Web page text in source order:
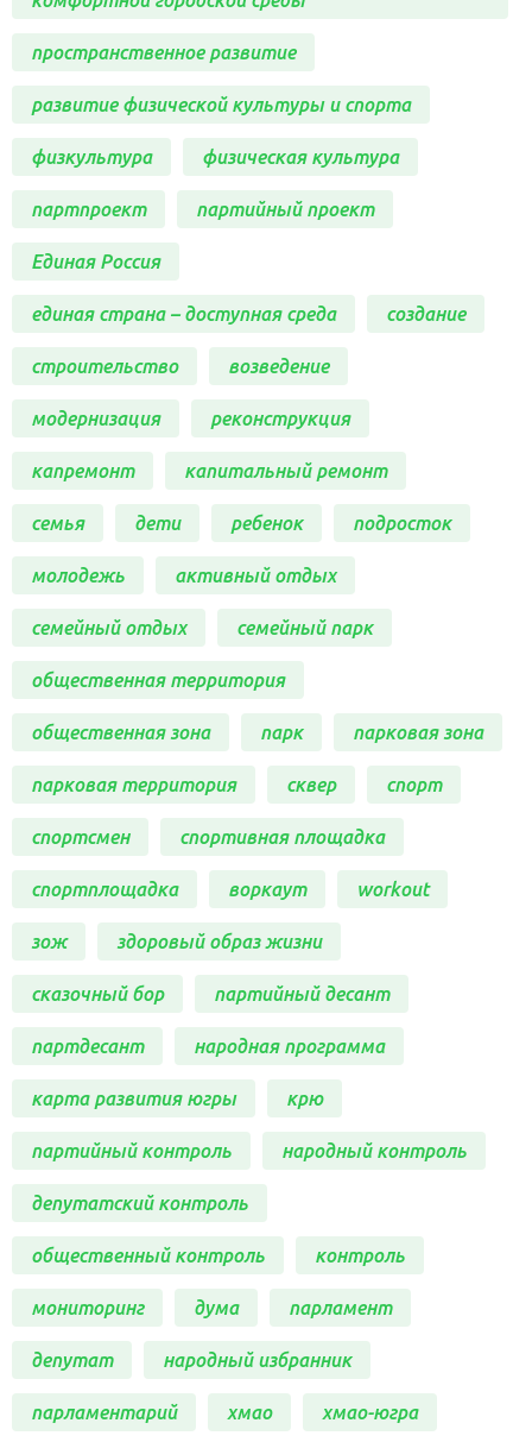
пространственное развитие
развитие физической культуры и спорта
физкультура физическая культура
партпроект партийный проект
Единая Россия
единая страна – доступная среда создание
строительство возведение
модернизация реконструкция
капремонт капитальный ремонт
семья дети ребенок подросток
молодежь активный отдых
семейный отдых семейный парк
общественная территория
общественная зона парк парковая зона
парковая территория сквер спорт
спортсмен спортивная площадка
спортплощадка воркаут workout
зож здоровый образ жизни
сказочный бор партийный десант
партдесант народная программа
карта развития югры крю
партийный контроль народный контроль
депутатский контроль
общественный контроль контроль
мониторинг дума парламент
депутат народный избранник
парламентарий хмао хмао-югра